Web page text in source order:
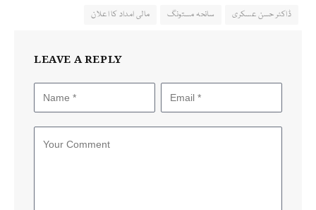
ڈاکٹر حسن عسکری سانحہ مستونگ مالی امداد کا اعلان
LEAVE A REPLY